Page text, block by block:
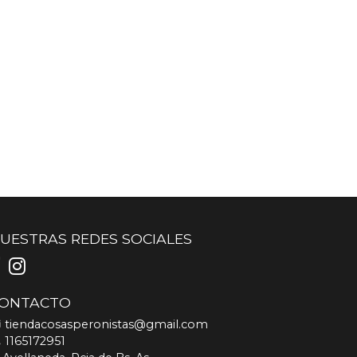
REDES SOCIALES
tiendacosasperonistas@gmail.com
1165172951